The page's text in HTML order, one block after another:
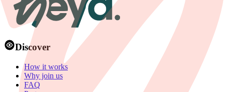
Discover
How it works
Why join us
FAQ